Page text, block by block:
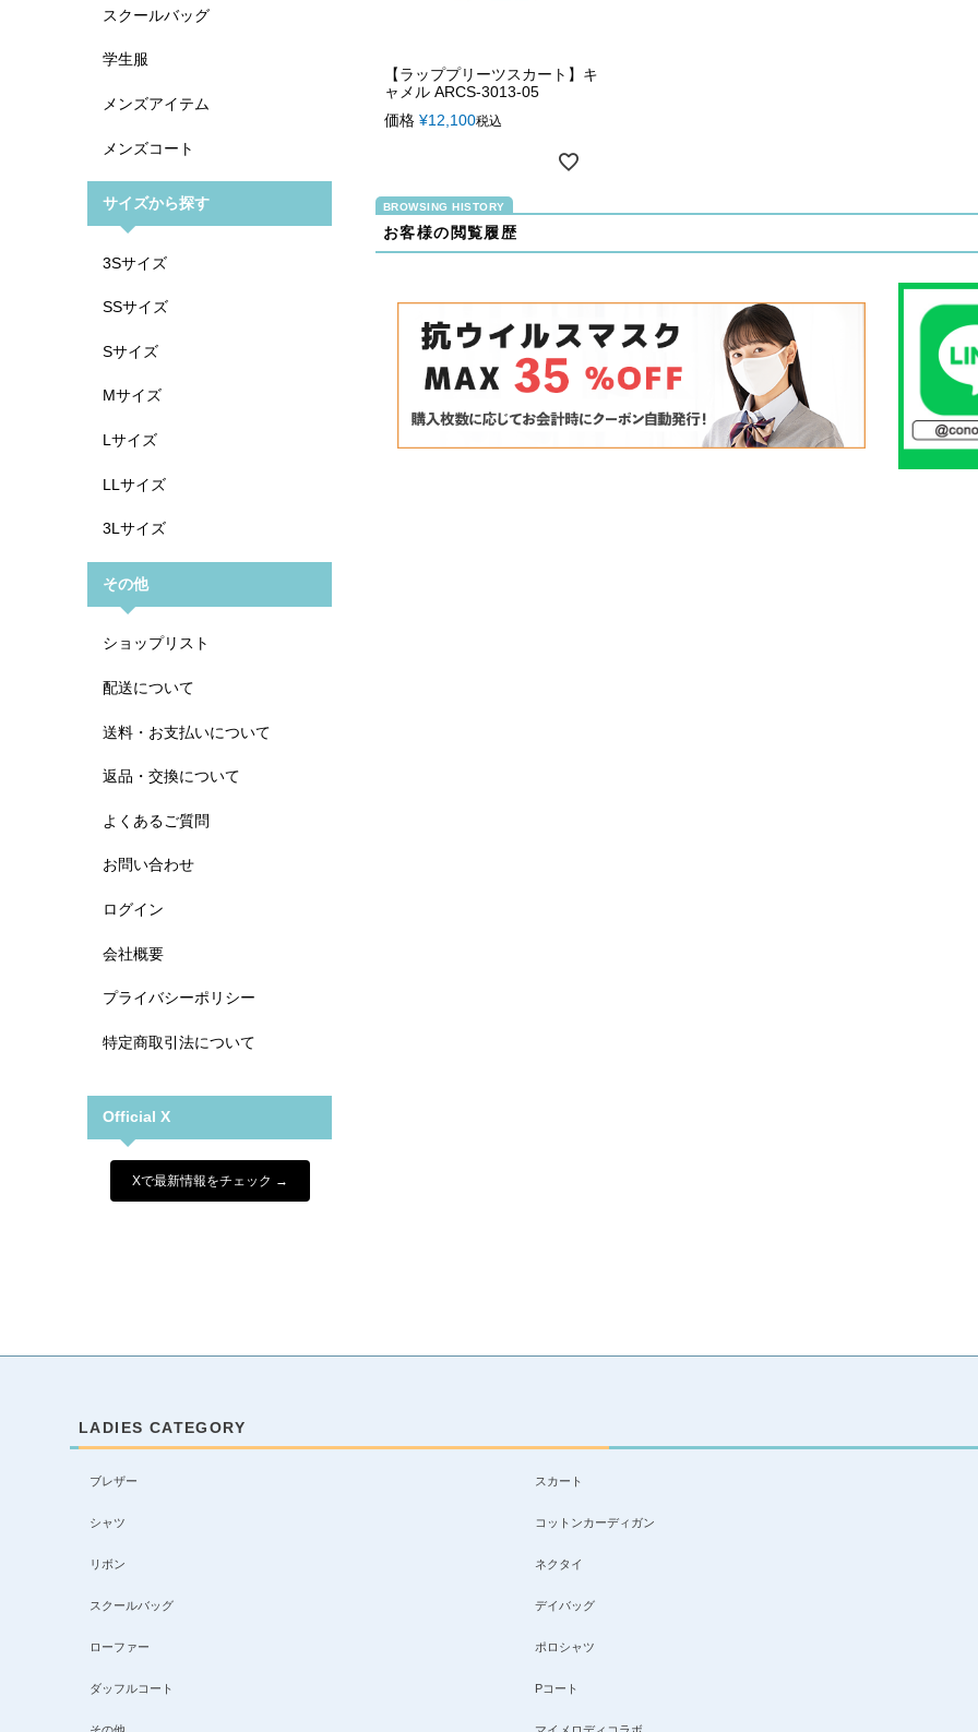
スクールバッグ
学生服
メンズアイテム
メンズコート
サイズから探す
3Sサイズ
SSサイズ
Sサイズ
Mサイズ
Lサイズ
LLサイズ
3Lサイズ
その他
ショップリスト
配送について
送料・お支払いについて
返品・交換について
よくあるご質問
お問い合わせ
ログイン
会社概要
プライバシーポリシー
特定商取引法について
Official X
Xで最新情報をチェック →
【ラッププリーツスカート】キ
ャメル ARCS-3013-05
価格 ¥12,100税込
お客様の閲覧履歴
LADIES CATEGORY
ブレザー スカート
シャツ コットンカーディガン
リボン ネクタイ
スクールバッグ デイバッグ
ローファー ポロシャツ
ダッフルコート Pコート